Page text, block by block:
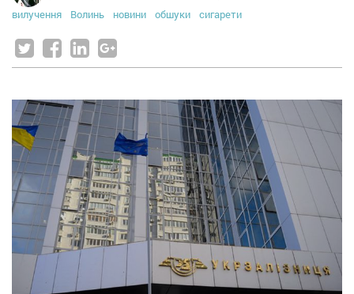
вилучення
Волинь новини обшуки сигарети